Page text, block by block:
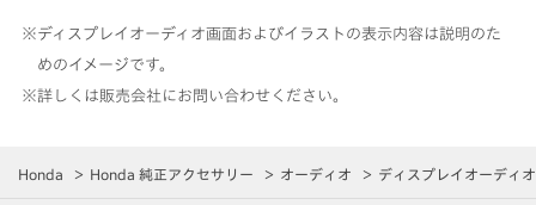
※ディスプレイオーディオ画面およびイラストの表示内容は説明のた
めのイメージです。
※詳しくは販売会社にお問い合わせください。
Honda Honda 純正アクセサリー オーディオ ディスプレイオーディオ